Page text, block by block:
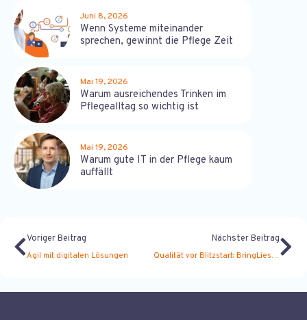
Juni 8, 2026
Wenn Systeme miteinander
sprechen, gewinnt die Pflege Zeit
Mai 19, 2026
Warum ausreichendes Trinken im
Pflegealltag so wichtig ist
Mai 19, 2026
Warum gute IT in der Pflege kaum
auffällt
Voriger Beitrag
Agil mit digitalen Lösungen
Nächster Beitrag
Qualität vor Blitzstart: BringLiesel beim Podcast Podsimpel